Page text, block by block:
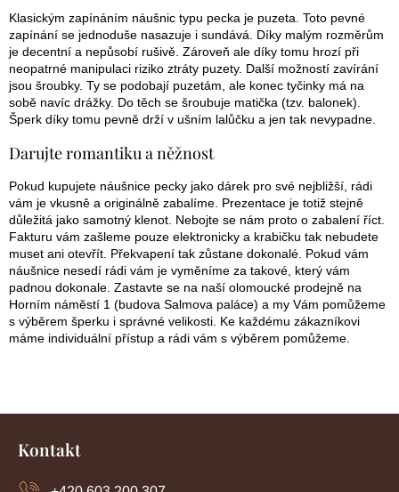
i
s
u
í
Klasickým zapínáním náušnic typu pecka je puzeta. Toto pevné
zapínání se jednoduše nasazuje i sundává. Díky malým rozměrům
je decentní a nepůsobí rušivě. Zároveň ale díky tomu hrozí při
neopatrné manipulaci riziko ztráty puzety. Další možností zavírání
jsou šroubky. Ty se podobají puzetám, ale konec tyčinky má na
sobě navíc drážky. Do těch se šroubuje matička (tzv. balonek).
Šperk díky tomu pevně drží v ušním lalůčku a jen tak nevypadne.
Darujte romantiku a něžnost
Pokud kupujete náušnice pecky jako dárek pro své nejbližší, rádi
vám je vkusně a originálně zabalíme. Prezentace je totiž stejně
důležitá jako samotný klenot. Nebojte se nám proto o zabalení říct.
Fakturu vám zašleme pouze elektronicky a krabičku tak nebudete
muset ani otevřít. Překvapení tak zůstane dokonalé. Pokud vám
náušnice nesedí rádi vám je vyměníme za takové, který vám
padnou dokonale. Zastavte se na naší olomoucké prodejně na
Horním náměstí 1 (budova Salmova paláce) a my Vám pomůžeme
s výběrem šperku i správné velikosti. Ke každému zákazníkovi
máme individuální přístup a rádi vám s výběrem pomůžeme.
Kontakt